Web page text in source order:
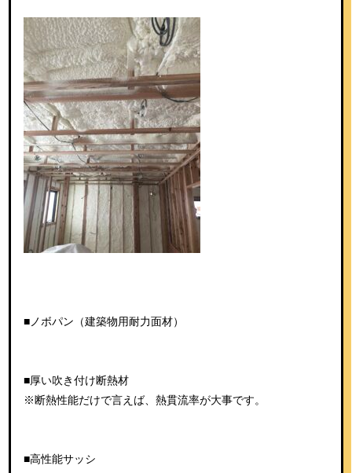
■ノボパン（建築物用耐力面材）
■厚い吹き付け断熱材
※断熱性能だけで言えば、熱貫流率が大事です。
■高性能サッシ